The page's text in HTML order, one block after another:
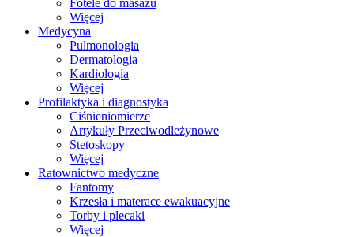
Więcej
Medycyna
Pulmonologia
Dermatologia
Kardiologia
Więcej
Profilaktyka i diagnostyka
Ciśnieniomierze
Artykuły Przeciwodleżynowe
Stetoskopy
Więcej
Ratownictwo medyczne
Fantomy
Krzesła i materace ewakuacyjne
Torby i plecaki
Więcej